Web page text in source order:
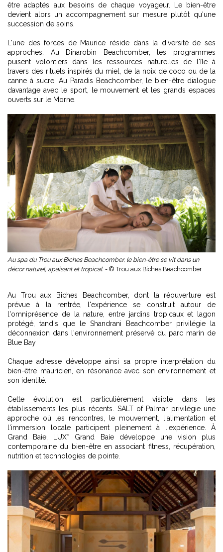
être adaptés aux besoins de chaque voyageur. Le bien-être
devient alors un accompagnement sur mesure plutôt qu'une
succession de soins.
L'une des forces de Maurice réside dans la diversité de ses
approches. Au Dinarobin Beachcomber, les programmes
puisent volontiers dans les ressources naturelles de l'île à
travers des rituels inspirés du miel, de la noix de coco ou de la
canne à sucre. Au Paradis Beachcomber, le bien-être dialogue
davantage avec le sport, le mouvement et les grands espaces
ouverts sur le Morne.
Au spa du Trou aux Biches Beachcomber, le bien-être se vit dans un
décor naturel, apaisant et tropical. - © Trou aux Biches Beachcomber
Au Trou aux Biches Beachcomber, dont la réouverture est
prévue à la rentrée, l'expérience se construit autour de
l'omniprésence de la nature, entre jardins tropicaux et lagon
protégé, tandis que le Shandrani Beachcomber privilégie la
déconnexion dans l'environnement préservé du parc marin de
Blue Bay
Chaque adresse développe ainsi sa propre interprétation du
bien-être mauricien, en résonance avec son environnement et
son identité.
Cette évolution est particulièrement visible dans les
établissements les plus récents. SALT of Palmar privilégie une
approche où les rencontres, le mouvement, l'alimentation et
l'immersion locale participent pleinement à l'expérience. À
Grand Baie, LUX* Grand Baie développe une vision plus
contemporaine du bien-être en associant fitness, récupération,
nutrition et technologies de pointe.